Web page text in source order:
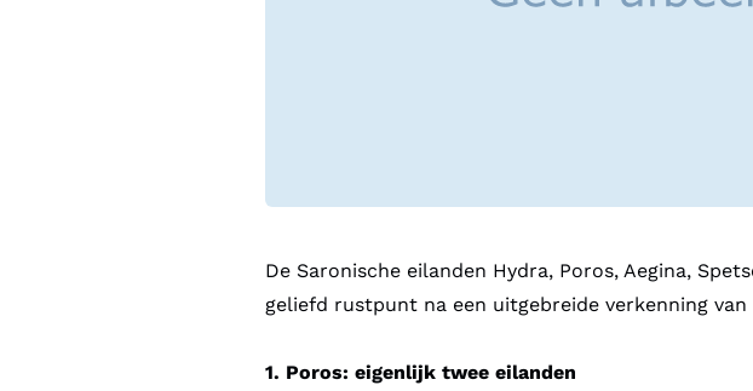
De Saronische eilanden Hydra, Poros, Aegina,
geliefd rustpunt na een uitgebreide verkenning
1. Poros: eigenlijk twee eilanden